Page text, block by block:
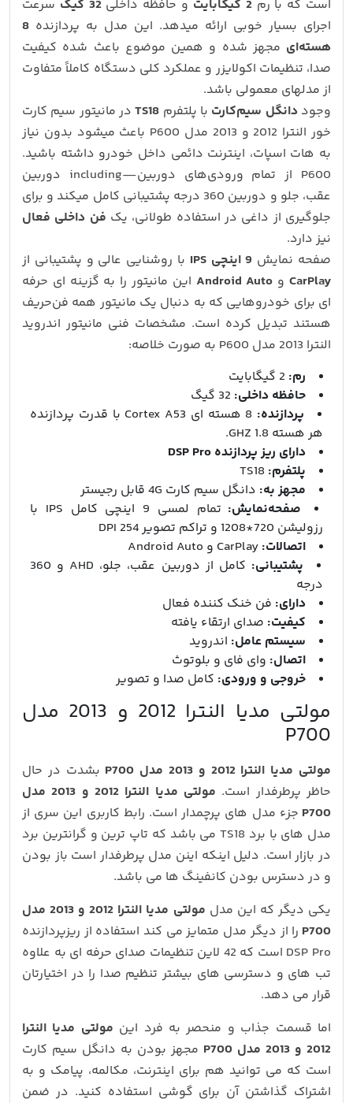
است که با رم2 گیگابایت و حافظه داخلی32 گیگ
سرعت
اجرای بسیار خوبی ارائه میدهد. این مدل به پردازنده 8
هسته‌ای مجهز شده و همین موضوع باعث شده کیفیت
صدا، تنظیمات اکولایزر و عملکرد کلی دستگاه کاملاً متفاوت
از مدلهای معمولی باشد.
وجود دانگل سیم‌کارت با پلتفرم TS18در مانیتور سیم کارت
خور النترا 2012 و 2013 مدل P600 باعث میشود بدون نیاز
به هات‌ اسپات، اینترنت دائمی داخل خودرو داشته باشید.
P600 از تمام ورودی‌های دوربین—including دوربین
عقب، جلو و دوربین 360 درجه پشتیبانی کامل میکند و برای
جلوگیری از داغی در استفاده طولانی، یک فن داخلی فعال
نیز دارد.
صفحه‌ نمایش 9 اینچی IPS
با روشنایی عالی و پشتیبانی از
CarPlayو Android Auto این مانیتور را به گزینه‌ ای حرفه‌
ای برای خودروهایی که به دنبال یک مانیتور همه‌ فن‌حریف
هستند تبدیل کرده است. مشخصات فنی مانیتور اندروید
النترا 2013 مدل P600 به صورت خلاصه:
رم:
حافظه داخلی:
پردازنده:
8 هسته ای Cortex A53 با قدرت پردازنده
هر هسته 1.8 GHZ.
دارای ریز پردازنده DSP Pro
پلتفرم:
مجهز به: دانگل سیم کارت 4G قابل رجیستر
صفحه‌نمایش:
تمام لمسی 9 اینچی کامل IPS با
رزولیشن 720*1208 و تراکم تصویر 254 DPI
اتصالات:
پشتیبانی:
کامل از دوربین عقب، جلو، AHD و 360
درجه
دارای: فن خنک‌ کننده فعال
کیفیت: صدای ارتقاء یافته
سیستم‌ عامل: اندروید
اتصال: وای‌ فای و بلوتوث
خروجی و ورودی‌: کامل صدا و تصویر
مولتی مدیا النترا 2012 و 2013 مدل
P700
مولتی مدیا النترا 2012 و 2013 مدل P700
بشدت در حال
حاظر پرطرفدار است.
مولتی مدیا النترا 2012 و 2013 مدل
P700 جزء مدل های پرچمدار است. رابط کاربری این سری از
مدل های با برد TS18 می باشد که تاپ ترین و گرانترین برد
در بازار است. دلیل اینکه اینن مدل پرطرفدار است باز بودن
و در دسترس بودن کانفینگ ها می باشد.
یکی دیگر که این مدل
مولتی مدیا النترا 2012 و 2013 مدل
P700 را از دیگر مدل متمایز می کند استفاده از ریزپردازنده
DSP Pro است که 42 لاین تنظیمات صدای حرفه ای به علاوه
تب های و دسترسی های بیشتر تنظیم صدا را در اختیارتان
قرار می دهد.
اما قسمت جذاب و منحصر به فرد این مولتی مدیا النترا
2012 و 2013 مدل P700
مجهز بودن به دانگل سیم کارت
است که می توانید هم برای اینترنت، مکالمه، پیامک و به
اشتراک گذاشتن آن برای گوشی استفاده کنید. در ضمن